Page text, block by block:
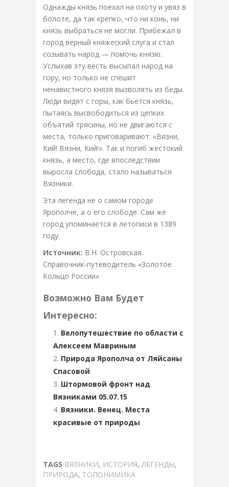
Однажды князь поехал на охоту и увяз в
болоте, да так крепко, что ни конь, ни
князь выбраться не могли. Прибежал в
город верный княжеский слуга и стал
созывать народ — помочь князю.
Услыхав эту весть высыпал народ на
гору, но только не спешит
ненавистного князя вызволять из беды.
Люди видят с горы, как бьется князь,
пытаясь высвободиться из цепких
объятий трясины, но не двигаются с
места, только приговаривают: «Вязни,
Кий! Вязни, Кий!». Так и погиб жестокий
князь, а место, где впоследствии
выросла слобода, стало называться
Вязники.
Эта легенда не о самом городе
Ярополче, а о его слободе. Сам же
город упоминается в летописи в 1389
году.
Источник: В.Н. Островская.
Справочник-путеводитель «Золотое
Кольцо России»
Возможно Вам Будет
Интересно:
Велопутешествие по области с
Алексеем Мавриным
Природа Ярополча от Ляйсаны
Спасовой
Штормовой фронт над
Вязниками 05.07.15
Вязники. Венец. Места
красивые от природы
TAGS ВЯЗНИКИ, ИСТОРИЯ,ЛЕГЕНДЫ,
ПРИРОДА, ТОПОНИМИКА